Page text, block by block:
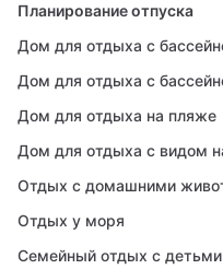
Планирование отпуска
Дом для отдыха с
Дом для отдыха с
Дом для отдыха на пляже
Дом для отдыха с видом
Отдых с домашними
Отдых у моря
Семейный отдых с детьми